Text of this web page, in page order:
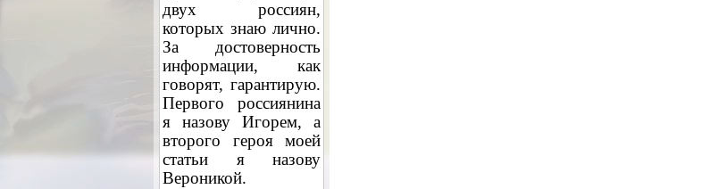
двух россиян,
которых знаю лично.
За достоверность
информации, как
говорят, гарантирую.
Первого россиянина
я назову Игорем, а
второго героя моей
статьи я назову
Вероникой.